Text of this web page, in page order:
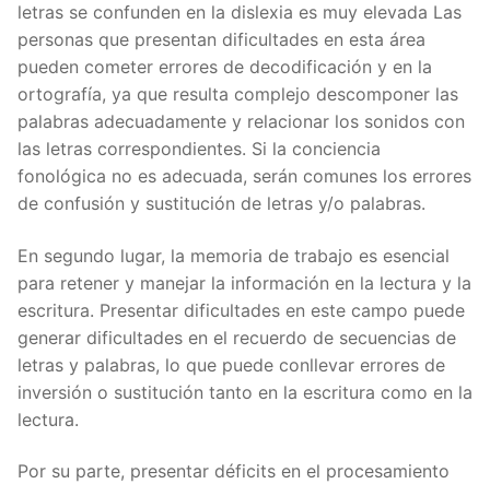
letras se confunden en la dislexia es muy elevada Las
personas que presentan dificultades en esta área
pueden cometer errores de decodificación y en la
ortografía, ya que resulta complejo descomponer las
palabras adecuadamente y relacionar los sonidos con
las letras correspondientes. Si la conciencia
fonológica no es adecuada, serán comunes los errores
de confusión y sustitución de letras y/o palabras.
En segundo lugar, la memoria de trabajo es esencial
para retener y manejar la información en la lectura y la
escritura. Presentar dificultades en este campo puede
generar dificultades en el recuerdo de secuencias de
letras y palabras, lo que puede conllevar errores de
inversión o sustitución tanto en la escritura como en la
lectura.
Por su parte, presentar déficits en el procesamiento